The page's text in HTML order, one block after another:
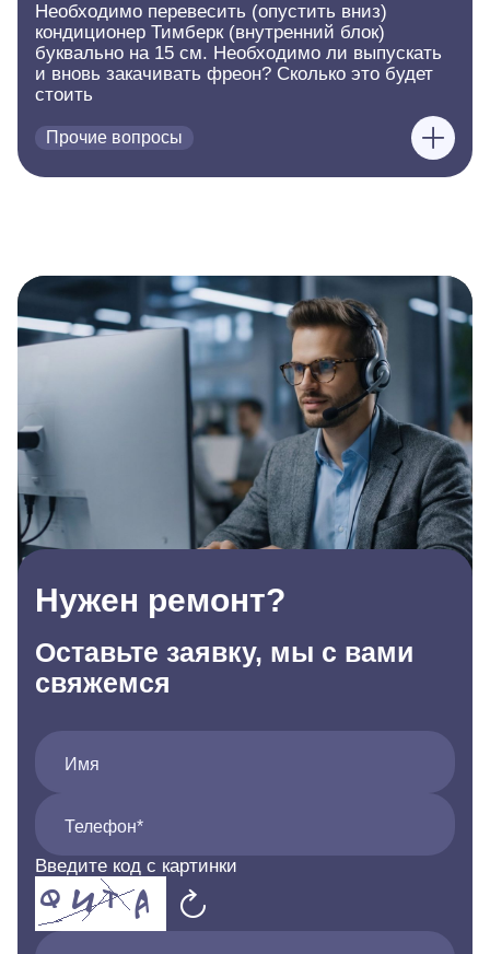
Необходимо перевесить (опустить вниз)
кондиционер Тимберк (внутренний блок)
буквально на 15 см. Необходимо ли выпускать
и вновь закачивать фреон? Сколько это будет
стоить
Прочие вопросы
Нужен ремонт?
Оставьте заявку, мы с вами
свяжемся
Имя
Телефон*
Введите код с картинки